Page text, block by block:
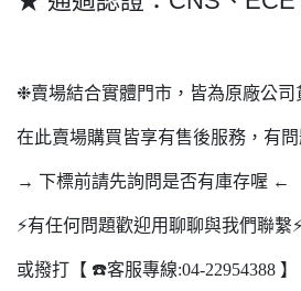
❉賣場結合實體門市，皆為原廠公司
在此賣場購買皆享有售後服務，有
→ 下標前請先詢問是否有庫存喔 ←
⚡️有任何問題歡迎用聊聊與我們聯繫
或撥打【 ☎️客服專線:04-22954388 】